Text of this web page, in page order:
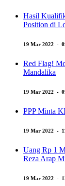
Hasil
Position di
19 Mar 2022 -
Red Flag!
Mandalika
19 Mar 2022 -
PPP Minta
19 Mar 2022 -
Uang Rp 1
Reza Arap
19 Mar 2022 -